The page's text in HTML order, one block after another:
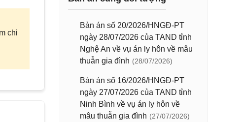
chi
Bản án số 20/2026/HNGĐ-PT
ngày 28/07/2026 của TAND tỉnh
Nghệ An về vụ án ly hôn về mâu
thuẫn gia đình (28/07/2026)
Bản án số 16/2026/HNGĐ-PT
ngày 27/07/2026 của TAND tỉnh
Ninh Bình về vụ án ly hôn về
mâu thuẫn gia đình (27/07/2026)